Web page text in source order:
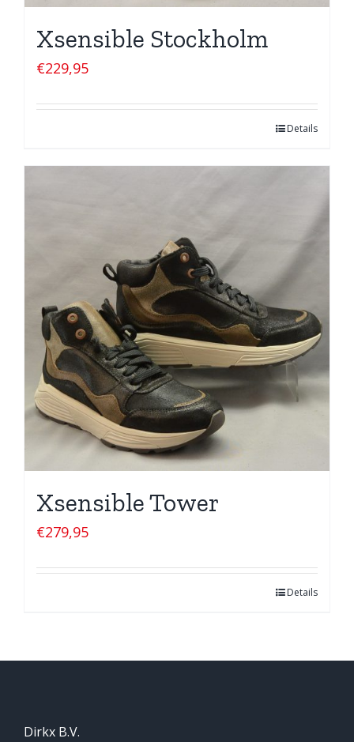
Xsensible Stockholm
€229,95
Details
Xsensible Tower
€279,95
Details
Dirkx B.V.